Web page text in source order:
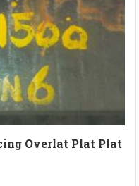
Overlat Plat Plat